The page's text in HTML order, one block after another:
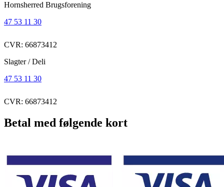
Hornsherred Brugsforening
47 53 11 30
CVR: 66873412
Slagter / Deli
47 53 11 30
CVR: 66873412
Betal med følgende kort